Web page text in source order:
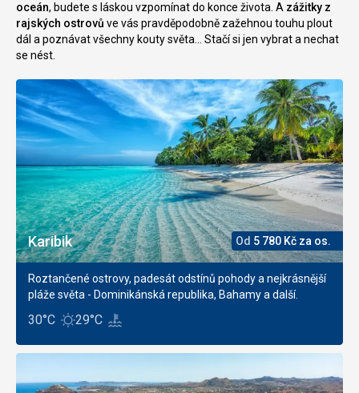
oceán, budete s láskou vzpomínat do konce života. A zážitky z
rajských ostrovů ve vás pravděpodobně zažehnou touhu plout
dál a poznávat všechny kouty světa... Stačí si jen vybrat a nechat
se nést.
Karibik Od 5 780Kč za os.
Roztančené ostrovy, padesát odstínů pohody a nejkrásnější
pláže světa - Dominikánská republika, Bahamy a další.
30°C 29°C